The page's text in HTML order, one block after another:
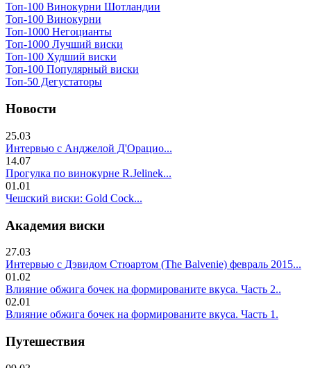
Топ-100 Винокурни Шотландии
Топ-100 Винокурни
Топ-1000 Негоцианты
Топ-1000 Лучший виски
Топ-100 Худший виски
Топ-100 Популярный виски
Топ-50 Дегустаторы
Новости
25.03
Интервью с Анджелой Д'Орацио...
14.07
Прогулка по винокурне R.Jelinek...
01.01
Чешский виски: Gold Cock...
Академия виски
27.03
Интервью с Дэвидом Стюартом (The Balvenie) февраль 2015...
01.02
Влияние обжига бочек на формированите вкуса. Часть 2..
02.01
Влияние обжига бочек на формированите вкуса. Часть 1.
Путешествия